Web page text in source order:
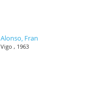
Alonso, Fran
Vigo , 1963